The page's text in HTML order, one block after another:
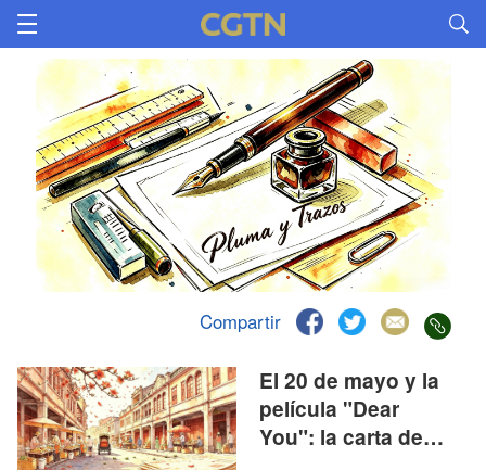
Compartir
El 20 de mayo y la
película "Dear
You": la carta de